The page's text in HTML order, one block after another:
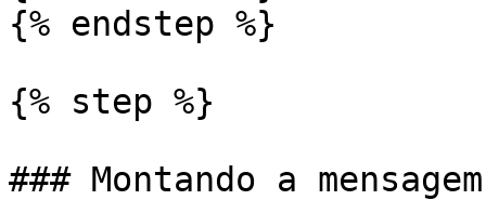
{% endstep %}
{% step %}
### Montando a